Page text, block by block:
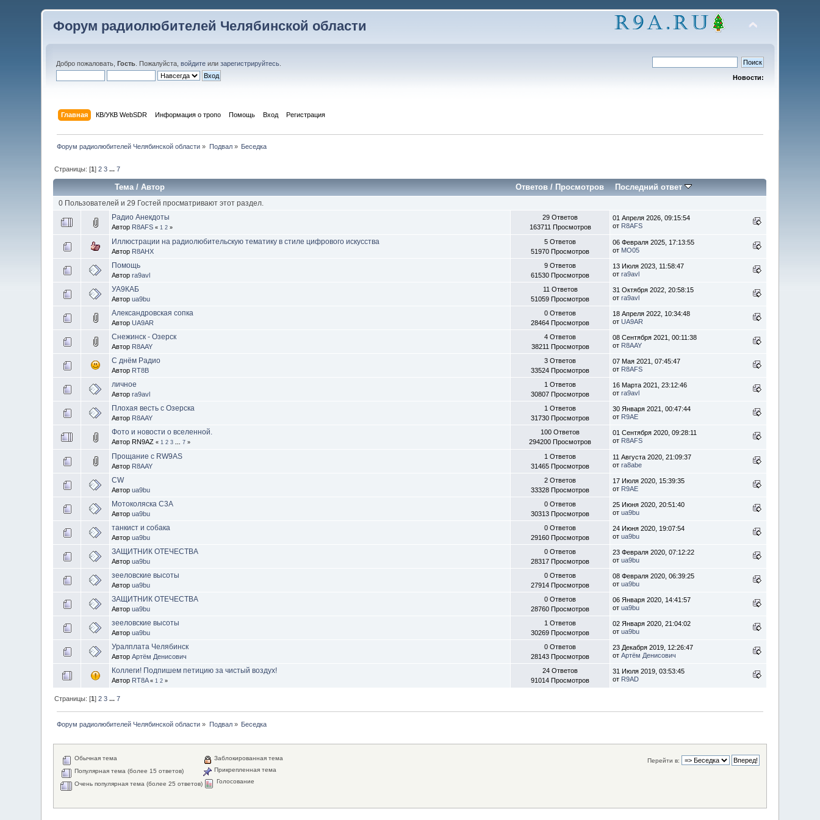
Форум радиолюбителей Челябинской области
Добро пожаловать,Гость . Пожалуйста,войдите илизарегистрируйтесь
Новости:
Главная КВ/УКВ WebSDR Информация о тропо Помощь Вход Регистрация
Форум радиолюбителей Челябинской области » Подвал» Беседка
Страницы: [1]2 3 ...7
Тема/Автор Ответов /Просмотров Последний ответ
0 Пользователей и 29 Гостей просматривают этот раздел.
Радио Анекдоты
Автор R8AFS « 1 2 »
29 Ответов
163711 Просмотров
01 Апреля 2026, 09:15:54
от R8AFS
Иллюстрации на радиолюбительскую тематику в стиле цифрового искусства
Автор R8AHX
5 Ответов
51970 Просмотров
06 Февраля 2025, 17:13:55
от MO05
Помощь
Авторra9avl
9 Ответов
61530 Просмотров
13 Июля 2023, 11:58:47
отra9avl
УА9КАБ
Авторua9bu
11 Ответов
51059 Просмотров
31 Октября 2022, 20:58:15
отra9avl
Александровская сопка
АвторUA9AR
0 Ответов
28464 Просмотров
18 Апреля 2022, 10:34:48
отUA9AR
Снежинск - Озерск
Автор R8AAY
4 Ответов
38211 Просмотров
08 Сентября 2021, 00:11:38
от R8AAY
С днём Радио
Автор RT8B
3 Ответов
33524 Просмотров
07 Мая 2021, 07:45:47
от R8AFS
личное
Авторra9avl
1 Ответов
30807 Просмотров
16 Марта 2021, 23:12:46
отra9avl
Плохая весть с Озерска
Автор R8AAY
1 Ответов
31730 Просмотров
30 Января 2021, 00:47:44
от R9AE
Фото и новости о вселенной.
Автор RN9AZ« 1 2 3 ...7 »
100 Ответов
294200 Просмотров
01 Сентября 2020, 09:28:11
от R8AFS
Прощание с RW9AS
Автор R8AAY
1 Ответов
31465 Просмотров
11 Августа 2020, 21:09:37
отra8abe
CW
Авторua9bu
2 Ответов
33328 Просмотров
17 Июля 2020, 15:39:35
от R9AE
Мотоколяска С3А
Авторua9bu
0 Ответов
30313 Просмотров
25 Июня 2020, 20:51:40
отua9bu
танкист и собака
Авторua9bu
0 Ответов
29160 Просмотров
24 Июня 2020, 19:07:54
отua9bu
ЗАЩИТНИК ОТЕЧЕСТВА
Авторua9bu
0 Ответов
28317 Просмотров
23 Февраля 2020, 07:12:22
отua9bu
зееловские высоты
Авторua9bu
0 Ответов
27914 Просмотров
08 Февраля 2020, 06:39:25
отua9bu
ЗАЩИТНИК ОТЕЧЕСТВА
Авторua9bu
0 Ответов
28760 Просмотров
06 Января 2020, 14:41:57
отua9bu
зееловские высоты
Авторua9bu
1 Ответов
30269 Просмотров
02 Января 2020, 21:04:02
отua9bu
Уралплата Челябинск
АвторАртём Денисович
0 Ответов
28143 Просмотров
23 Декабря 2019, 12:26:47
отАртём Денисович
Коллеги! Подпишем петицию за чистый воздух!
Автор RT8A « 1 2 »
24 Ответов
91014 Просмотров
31 Июля 2019, 03:53:45
от R9AD
Страницы: [1]2 3 ...7
Форум радиолюбителей Челябинской области » Подвал» Беседка
Перейти в:
Обычная тема
Популярная тема (более 15 ответов)
Очень популярная тема (более 25 ответов)
Заблокированная тема
Прикрепленная тема
Голосование